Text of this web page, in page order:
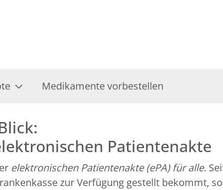
Medikamente vorbestellen
Patientenakte
elektronischen Patientenakte (ePA) für alle.
zur Verfügung gestellt bekommt,